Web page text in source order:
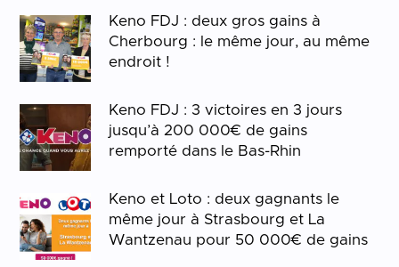
Keno FDJ : deux gros gains à
Cherbourg : le même jour, au même
endroit !
Keno FDJ : 3 victoires en 3 jours
jusqu’à 200 000€ de gains
remporté dans le Bas-Rhin
Keno et Loto : deux gagnants le
même jour à Strasbourg et La
Wantzenau pour 50 000€ de gains